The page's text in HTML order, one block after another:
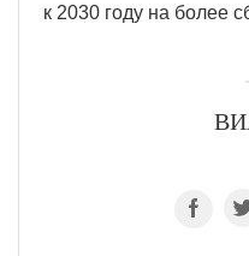
к 2030 году на более